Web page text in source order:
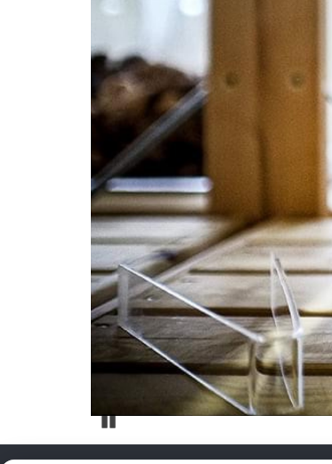
Pause